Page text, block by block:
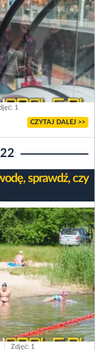
1
CZYTAJ DALEJ >>
sprawdź, czy
Zdjęć: 1